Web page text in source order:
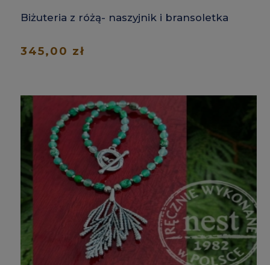
Biżuteria z różą- naszyjnik i bransoletka
345,00 zł